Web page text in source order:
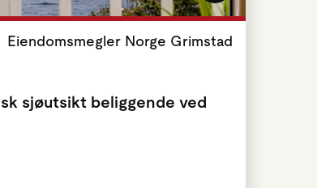
Eiendomsmegler Norge Grimstad
sjøutsikt beliggende ved